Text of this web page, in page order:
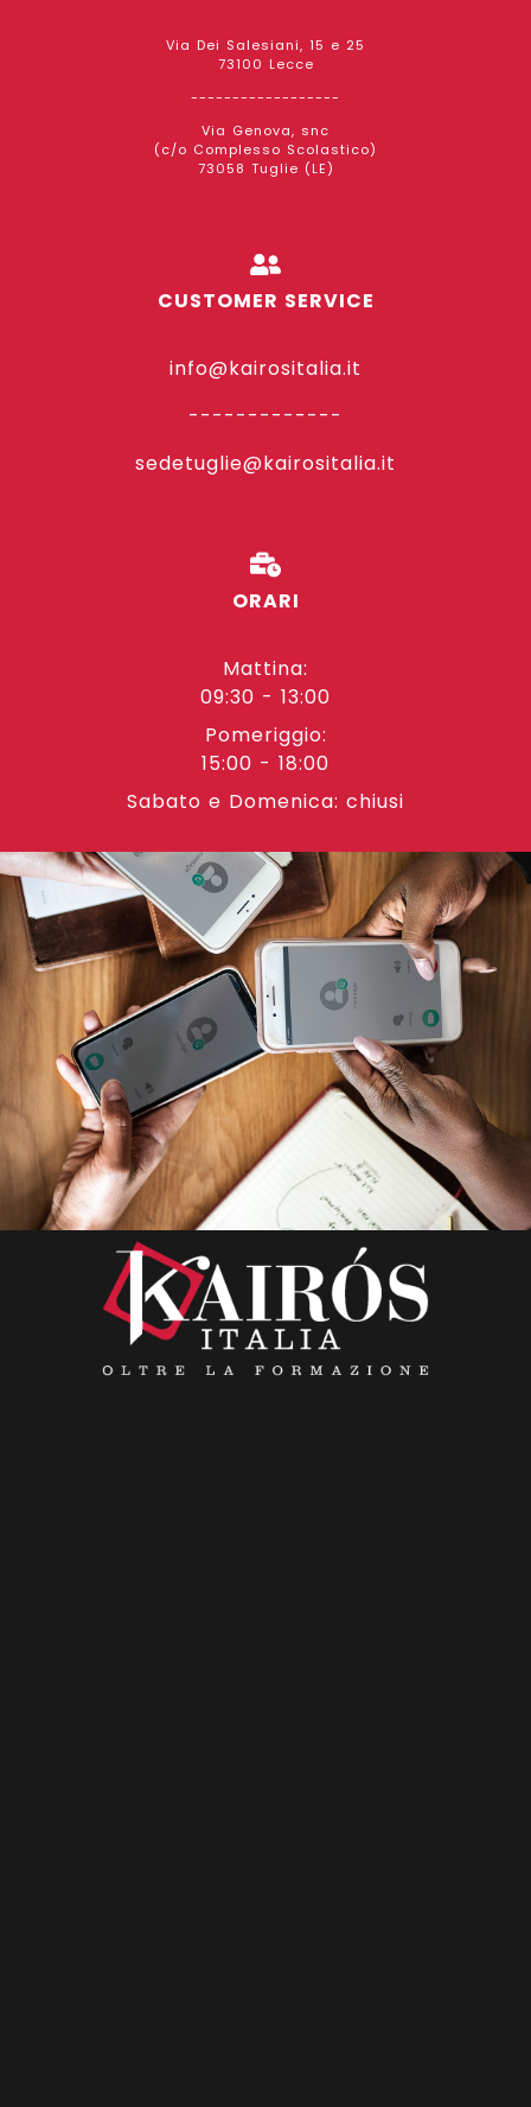
Via Dei Salesiani, 15 e 25
73100 Lecce
------------------
Via Genova, snc
(c/o Complesso Scolastico)
73058 Tuglie (LE)
CUSTOMER SERVICE
info@kairositalia.it
-------------
sedetuglie@kairositalia.it
ORARI
Mattina:
09:30 - 13:00
Pomeriggio:
15:00 - 18:00
Sabato e Domenica: chiusi